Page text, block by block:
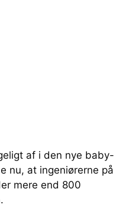
af i den nye baby-
nu, at ingeniørerne på
mere end 800